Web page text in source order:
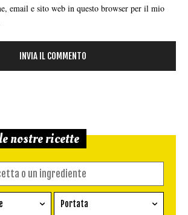
email e sito web in questo browser per il mio
nostre ricette
Portata